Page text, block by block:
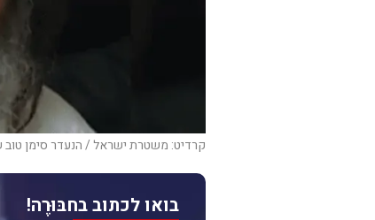
קרדיט: משטרת ישראל / הנעדר סימן טוב
בואו לכתוב בחבּוּרֶה!